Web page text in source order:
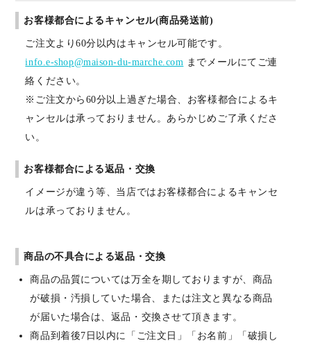
お客様都合によるキャンセル(商品発送前)
ご注文より60分以内はキャンセル可能です。
info.e-shop@maison-du-marche.com までメールにてご連
絡ください。
※ご注文から60分以上過ぎた場合、お客様都合によるキ
ャンセルは承っておりません。あらかじめご了承くださ
い。
お客様都合による返品・交換
イメージが違う等、当店ではお客様都合によるキャンセ
ルは承っておりません。
商品の不具合による返品・交換
商品の品質については万全を期しておりますが、商品
が破損・汚損していた場合、または注文と異なる商品
が届いた場合は、返品・交換させて頂きます。
商品到着後7日以内に「ご注文日」「お名前」「破損し